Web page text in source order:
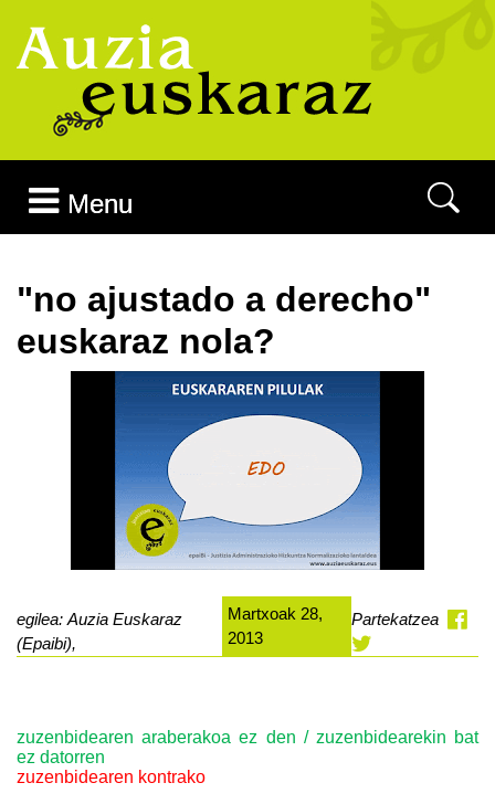
Menu
"no ajustado a derecho"
euskaraz nola?
egilea: Auzia Euskaraz
(Epaibi),
Martxoak 28,
2013
Partekatzea
zuzenbidearen araberakoa ez den / zuzenbidearekin bat
ez datorren
zuzenbidearen kontrako